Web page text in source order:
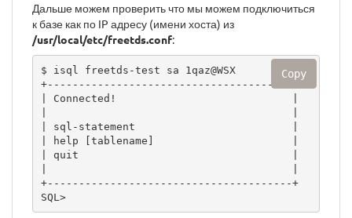
Дальше можем проверить что мы можем подключиться
к базе как по IP адресу (имени хоста) из
/usr/local/etc/freetds.conf:
$ isql freetds-test sa 1qaz@WSX
+---------------------------------------+
| Connected!                            |
| sql-statement                         |
| help [tablename]                      |
| quit                                  |
+---------------------------------------+
SQL>
Copy